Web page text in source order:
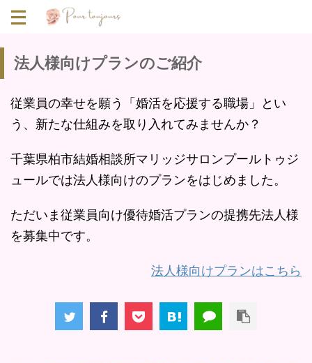
法人様向けプランのご紹介
従業員の幸せを願う「婚活を応援する職場」とい
う、新たな仕組みを取り入れてみませんか？
千葉県柏市結婚相談所マリッジサロンプールトゥジ
ュールでは法人様向けのプランをはじめました。
ただいま従業員向け優待婚活プランの提携先法人様
を募集中です。
法人様向けプランはこちら